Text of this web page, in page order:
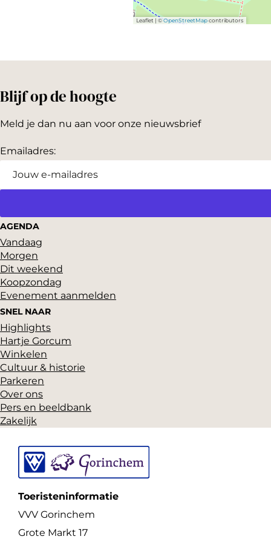
Leaflet | ©OpenStreetMapcontributors
Blijf op de hoogte
Meld je dan nu aan voor onze nieuwsbrief
Emailadres:
AGENDA
Vandaag
Morgen
Dit weekend
Koopzondag
Evenement aanmelden
SNEL NAAR
Highlights
Hartje Gorcum
Winkelen
Cultuur & historie
Parkeren
Over ons
Pers en beeldbank
Zakelijk
Toeristeninformatie
VVV Gorinchem
Grote Markt 17